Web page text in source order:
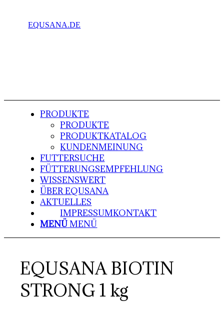
PRODUKTE
PRODUKTE
PRODUKTKATALOG
KUNDENMEINUNG
FUTTERSUCHE
FÜTTERUNGSEMPFEHLUNG
WISSENSWERT
ÜBER EQUSANA
AKTUELLES
KONTAKT
IMPRESSUM
MENÜ MENÜ
EQUSANA BIOTIN
STRONG 1 kg